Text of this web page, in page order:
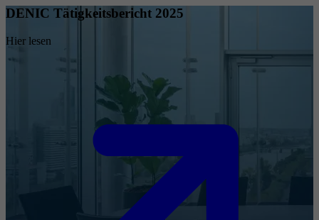
DENIC Tätigkeitsbericht 2025
Hier lesen